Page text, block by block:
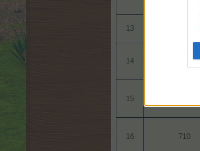
13​
14​
15​
16​ 710​